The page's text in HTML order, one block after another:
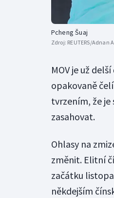
Pcheng Šuaj
Zdroj: REUTERS/Adnan
MOV je už
opakovaně
tvrzením, že
zasahovat.
Ohlasy na
změnit. Elitní
začátku
někdejším